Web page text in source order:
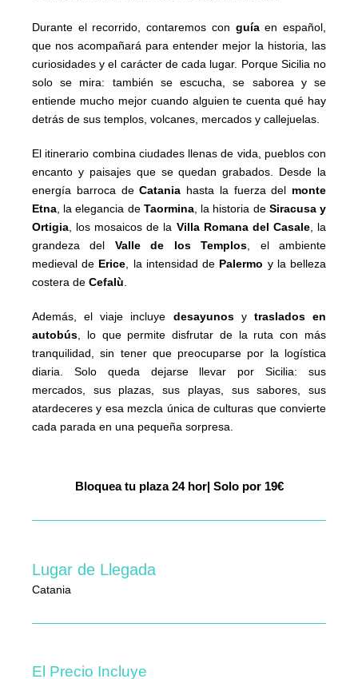
Durante el recorrido, contaremos con guíaen español,
que nos acompañará para entender mejor la historia, las
curiosidades y el carácter de cada lugar. Porque Sicilia no
solo se mira: también se escucha, se saborea y se
entiende mucho mejor cuando alguien te cuenta qué hay
detrás de sus templos, volcanes, mercados y callejuelas.
El itinerario combina ciudades llenas de vida, pueblos con
encanto y paisajes que se quedan grabados. Desde la
energía barroca deCatania hasta la fuerza del monte
Etna , la elegancia de Taormina, la historia de Siracusa y
Ortigia , los mosaicos de la Villa Romana del Casale, la
grandeza del Valle de los Templos , el ambiente
medieval de Erice , la intensidad de Palermo y la belleza
costera de Cefalù
Además, el viaje incluye desayunosy traslados en
autobús , lo que permite disfrutar de la ruta con más
tranquilidad, sin tener que preocuparse por la logística
diaria. Solo queda dejarse llevar por Sicilia: sus
mercados, sus plazas, sus playas, sus sabores, sus
atardeceres y esa mezcla única de culturas que convierte
cada parada en una pequeña sorpresa.
Bloquea|Solo por 19€
Lugar de Llegada
Catania
El Precio Incluye